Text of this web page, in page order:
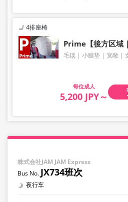
4排座椅
Prime【後方区域
毛毯 小腿垫 宽敞
成人
5,200 JPY～
株式会社JAM JAM Express
JX734班次
夜行车